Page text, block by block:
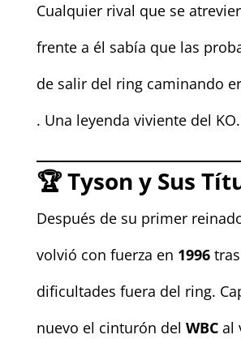
Cualquier rival que se
frente a él sabía que las
de salir del ring caminando
. Una leyenda viviente del
🏆Tyson y Sus
Después de su primer
volvió con fuerza en 1996tras
dificultades fuera del ring.
nuevo el cinturón del WBCal